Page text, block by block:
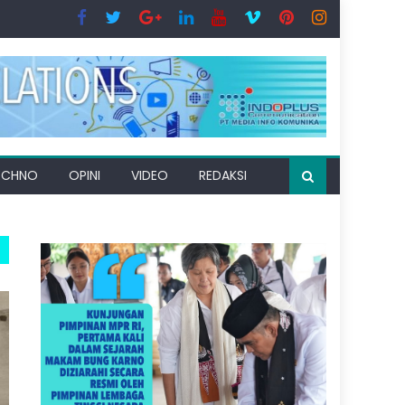
OPINI VIDEO REDAKSI